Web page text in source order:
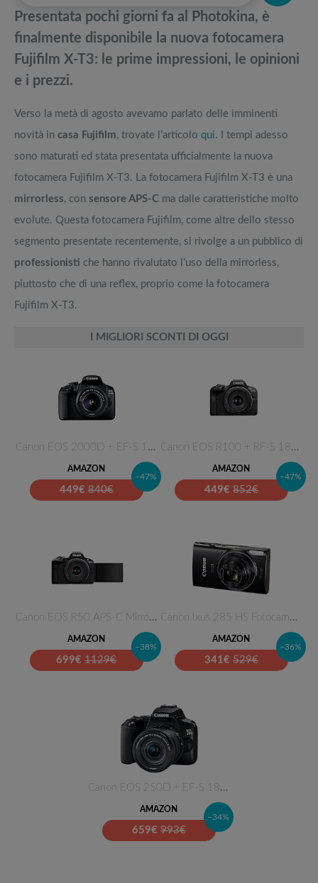
Tutte le offerte macchine fotografiche del momento [AGGIORNATO]
Offerte robot aspirapolvere da non perdere nella Black Friday Week
Presentata pochi giorni fa al Photokina, è
finalmente disponibile la nuova fotocamera
Fujifilm X-T3: le prime impressioni, le opinioni
e i prezzi.
Verso la metà di agosto avevamo parlato delle imminenti
novità in casa Fujifilm, trovate l’articolo qui. I tempi adesso
sono maturati ed stata presentata ufficialmente la nuova
fotocamera Fujifilm X-T3. La fotocamera Fujifilm X-T3 è una
mirrorless, con sensore APS-C ma dalle caratteristiche molto
evolute. Questa fotocamera Fujifilm, come altre dello stesso
segmento presentate recentemente, si rivolge a un pubblico di
professionisti che hanno rivalutato l’uso della mirrorless,
piuttosto che di una reflex, proprio come la fotocamera
Fujifilm X-T3.
I MIGLIORI SCONTI DI OGGI
Canon EOS 2000D + EF-S 18-55 m…
AMAZON
449€ 840€
–47%
Canon EOS R100 + RF-S 18-45mm …
AMAZON
449€ 852€
–47%
Canon EOS R50 APS-C Mirrorless…
AMAZON
699€ 1129€
–38%
Canon Ixus 285 HS Fotocamera C…
AMAZON
341€ 529€
–36%
Canon EOS 250D + EF-S 18-55mm …
AMAZON
659€ 993€
–34%